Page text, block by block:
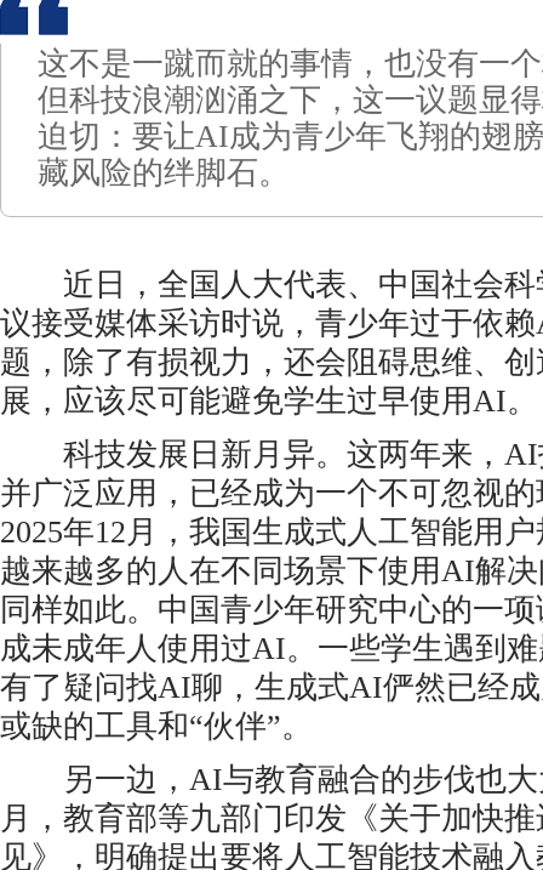
这不是一蹴而就的事情，也没有一
但科技浪潮汹涌之下，这一议题显
迫切：要让AI成为青少年飞翔的翅
藏风险的绊脚石。
近日，全国人大代表、中国社会科
议接受媒体采访时说，青少年过于依
题，除了有损视力，还会阻碍思维、
展，应该尽可能避免学生过早使用AI。
科技发展日新月异。这两年来，AI
并广泛应用，已经成为一个不可忽视
2025年12月，我国生成式人工智能用
越来越多的人在不同场景下使用AI解
同样如此。中国青少年研究中心的一
成未成年人使用过AI。一些学生遇到
有了疑问找AI聊，生成式AI俨然已经
或缺的工具和“伙伴”。
另一边，AI与教育融合的步伐也大
月，教育部等九部门印发《关于加快
见》，明确提出要将人工智能技术融